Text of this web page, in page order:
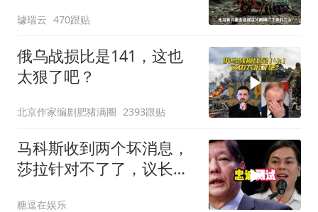
璩瑞云 470跟贴
俄乌战损比是141，这也
太狠了吧？
北京作家编剧肥猪满圈 2393跟贴
马科斯收到两个坏消息，
莎拉针对不了了，议长反
糖逗在娱乐